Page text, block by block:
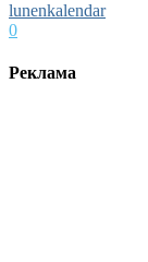
lunenkalendar
0
Реклама